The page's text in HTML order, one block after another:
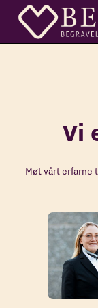
Vi
Møt vårt erfarne